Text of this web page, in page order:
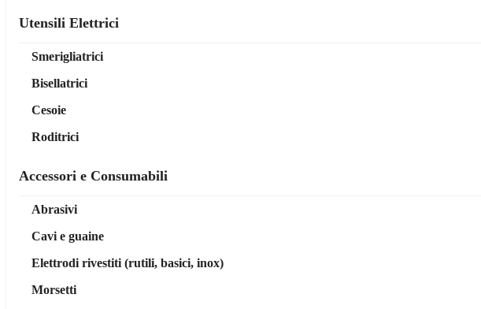
Utensili Elettrici
Smerigliatrici
Bisellatrici
Cesoie
Roditrici
Accessori e Consumabili
Abrasivi
Cavi e guaine
Elettrodi rivestiti (rutili, basici, inox)
Morsetti